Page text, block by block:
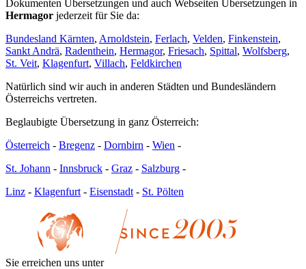
Dokumenten Übersetzungen und auch Webseiten Übersetzungen in
Hermagor jederzeit für Sie da:
Bundesland Kärnten, Arnoldstein, Ferlach, Velden, Finkenstein,
Sankt Andrä, Radenthein, Hermagor, Friesach, Spittal, Wolfsberg,
St. Veit, Klagenfurt, Villach, Feldkirchen
Natürlich sind wir auch in anderen Städten und Bundesländern
Österreichs vertreten.
Beglaubigte Übersetzung in ganz Österreich:
Österreich - Bregenz - Dornbirn - Wien -
St. Johann - Innsbruck - Graz - Salzburg -
Linz - Klagenfurt - Eisenstadt - St. Pölten
Sie erreichen uns unter